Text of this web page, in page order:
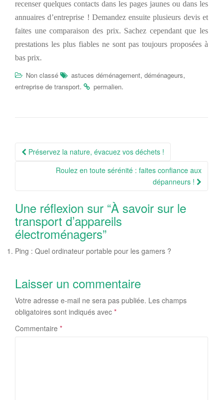
recenser quelques contacts dans les pages jaunes ou dans les
annuaires d’entreprise ! Demandez ensuite plusieurs devis et
faites une comparaison des prix. Sachez cependant que les
prestations les plus fiables ne sont pas toujours proposées à
bas prix.
Non classé astuces déménagement, déménageurs,
entreprise de transport. permalien.
Navigation
Préservez la nature, évacuez vos déchets !
Roulez en toute sérénité : faites confiance aux
dépanneurs !
Une réflexion sur “À savoir sur le
transport d’appareils
électroménagers”
Ping : Quel ordinateur portable pour les gamers ?
Laisser un commentaire
Votre adresse e-mail ne sera pas publiée. Les champs
obligatoires sont indiqués avec *
Commentaire *